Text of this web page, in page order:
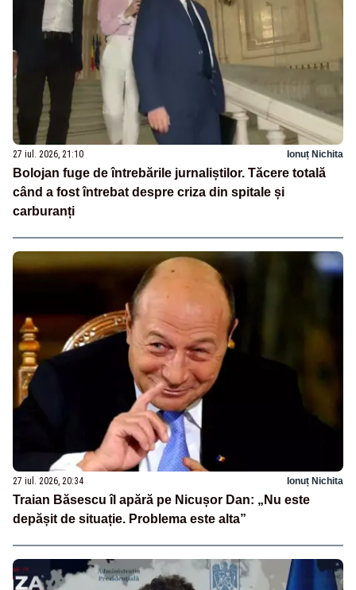
27 iul. 2026, 21:10 Ionuț Nichita
Bolojan fuge de întrebările jurnaliștilor. Tăcere totală
când a fost întrebat despre criza din spitale și
carburanți
27 iul. 2026, 20:34 Ionuț Nichita
Traian Băsescu îl apără pe Nicușor Dan: „Nu este
depășit de situație. Problema este alta”